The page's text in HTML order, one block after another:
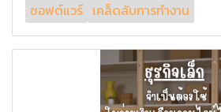
ซอฟต์แวร์ เคล็ดลับการทำงาน